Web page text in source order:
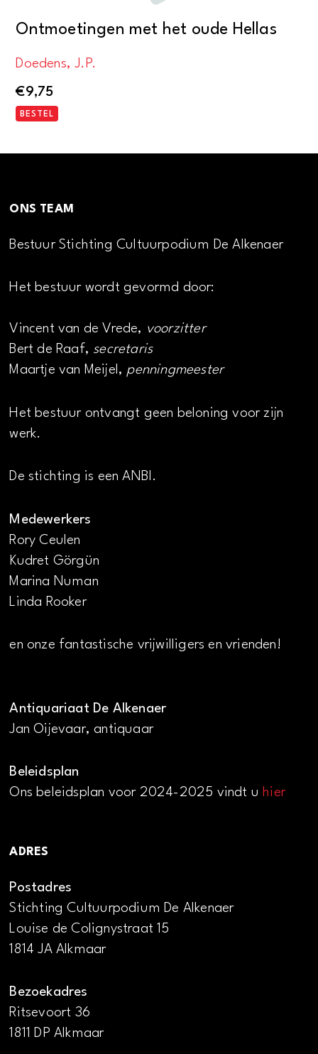
Ontmoetingen met het oude Hellas
Doedens, J.P.
€9,75
BESTEL
ONS TEAM
Bestuur Stichting Cultuurpodium De Alkenaer
Het bestuur wordt gevormd door:
Vincent van de Vrede, voorzitter
Bert de Raaf, secretaris
Maartje van Meijel, penningmeester
Het bestuur ontvangt geen beloning voor zijn
werk.
De stichting is een ANBI.
Medewerkers
Rory Ceulen
Kudret Görgün
Marina Numan
Linda Rooker
en onze fantastische vrijwilligers en vrienden!
Antiquariaat De Alkenaer
Jan Oijevaar, antiquaar
Beleidsplan
Ons beleidsplan voor 2024-2025 vindt uhier
ADRES
Postadres
Stichting Cultuurpodium De Alkenaer
Louise de Colignystraat 15
1814 JA Alkmaar
Bezoekadres
Ritsevoort 36
1811 DP Alkmaar